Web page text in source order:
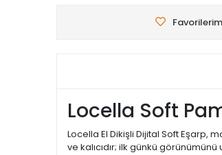
Locella Soft
Locella El Dikişli Dijital Soft Eşarp,
ve kalıcıdır; ilk günkü